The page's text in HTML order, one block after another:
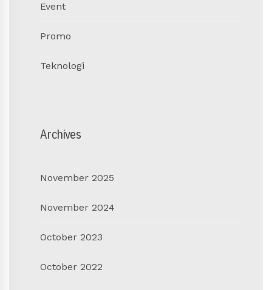
Event
Promo
Teknologi
Archives
November 2025
November 2024
October 2023
October 2022